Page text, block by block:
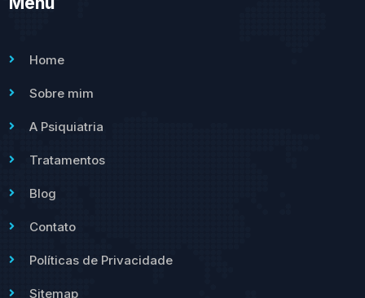
Home
Sobre mim
A Psiquiatria
Tratamentos
Blog
Contato
Políticas de Privacidade
Sitemap